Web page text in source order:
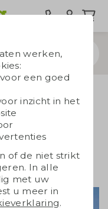
15-
werken,
een goed
inzicht in het
of de niet strikt
In alle
met uw
u meer in
.